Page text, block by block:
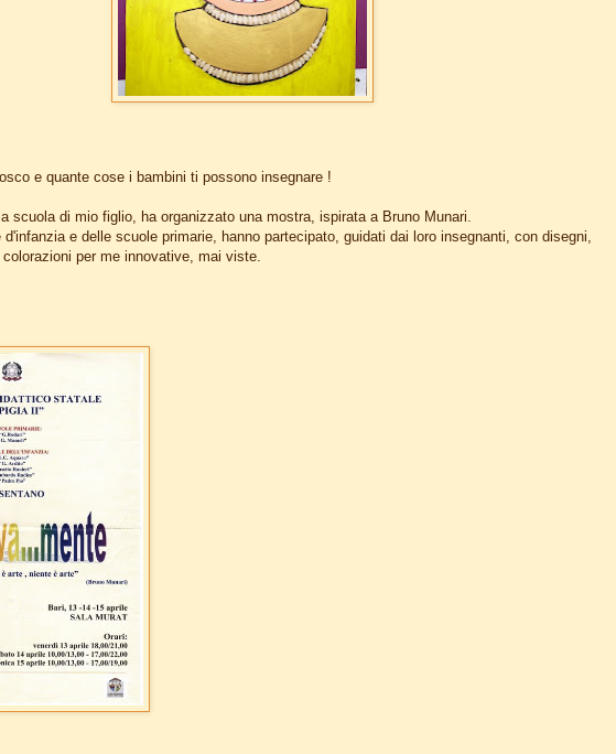
e quante cose i bambini ti possono insegnare !
scuola di mio figlio, ha organizzato una mostra, ispirata a Bruno Munari.
e delle scuole primarie, hanno partecipato, guidati dai loro insegnanti, con disegni,
per me innovative, mai viste.